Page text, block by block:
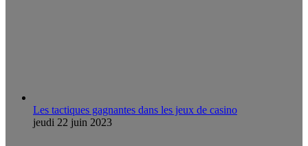
Les tactiques gagnantes dans les jeux de casino
jeudi 22 juin 2023